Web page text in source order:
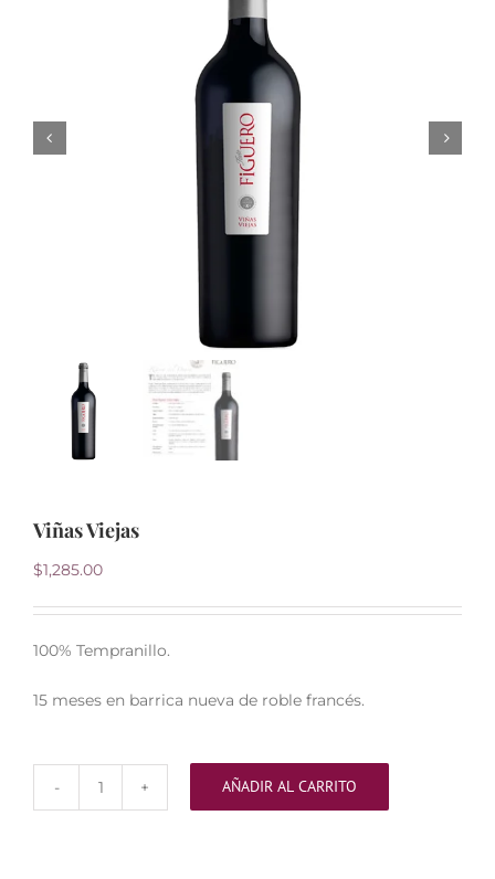
Contacto
Viñas Viejas
$1,285.00
100% Tempranillo.
15 meses en barrica nueva de roble francés.
Viñas
AÑADIR AL CARRITO